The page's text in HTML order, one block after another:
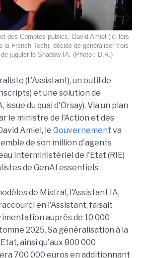
des Comptes publics, David Amiel (ici lors
la French Tech), décide de généraliser trois
juguler le Shadow IA. (Photo : D.R.)
(L'Assistant), un outil de
et une solution de
du quai d'Orsay). Via un plan
le ministre de l'Action et des
Amiel, le Gouvernement va
de son million d'agents
interministériel de l'Etat (RIE)
de GenAI essentiels.
de Mistral, l'Assistant IA,
en l'Assistant, faisait
auprès de 10 000
2025. Sa généralisation à la
ainsi qu'aux 800 000
700 000 euros en additionnant